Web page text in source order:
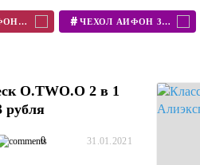
ЧЕХОЛ НА АЙФОН 11 # ЧЕХОЛ АЙФОН 360
O.TWO.O 2 в 1
рубля
0 31.01.2021